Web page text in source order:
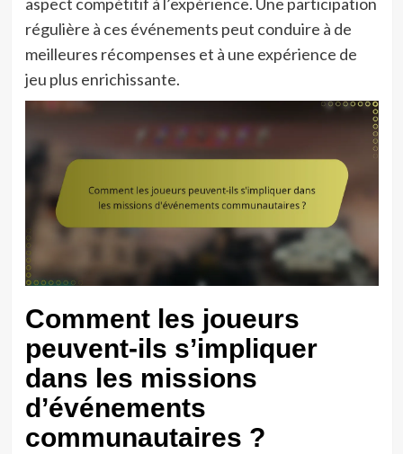
régulière à ces événements peut conduire à de
meilleures récompenses et à une expérience de
jeu plus enrichissante.
Comment les joueurs
peuvent-ils s’impliquer
dans les missions
d’événements
communautaires ?